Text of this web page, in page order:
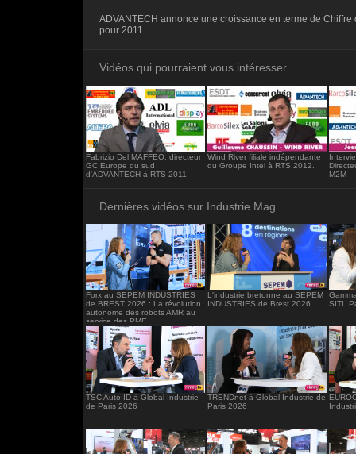
frameborder="0"></iframe>
ADVANTECH annonce une croissance en terme de Chiffre
pour 2011.
Vidéos qui pourraient vous intéresser
Fabrizio Del MAFFEO, directeur
GC Europe du sud
d'ADVANTECH à RTS 2011
Wind River filiale indépendante
du Groupe Intel à RTS 2012.
M2M
Dernières vidéos sur Industrie Mag
Forx au SEPEM INDUSTRIES
de BREST 2026 : La révolution
autonome des robots AMR au
service des PME
L'industrie bretonne au SEPEM
INDUSTRIES de Brest 2026
SITL
TSC Auto ID à Global Industrie
de Paris 2026
TRENDnet à Global Industrie de
Paris 2026